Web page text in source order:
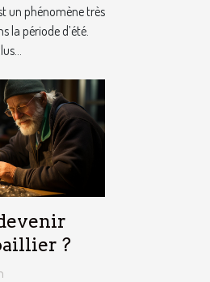
un phénomène très
la période d’été.
?